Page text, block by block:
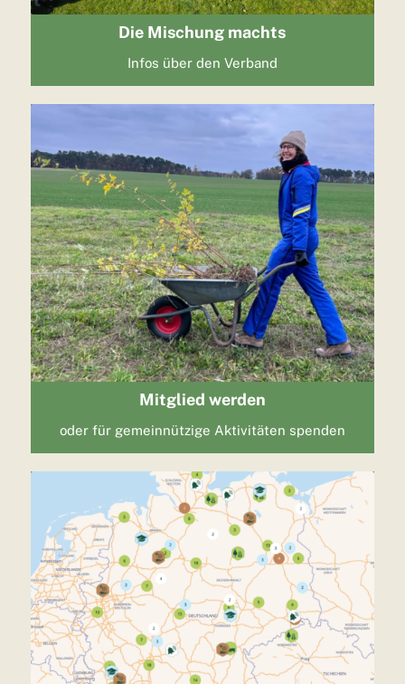
Die Mischung machts
Infos über den Verband
Mitglied werden
oder für gemeinnützige Aktivitäten spenden